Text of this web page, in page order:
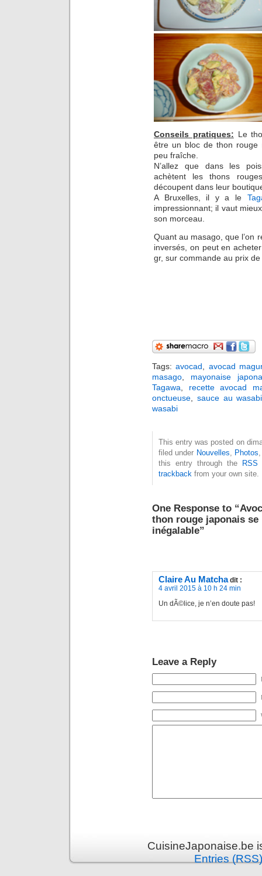
Conseils pratiques: Le
être un bloc de thon rouge
peu fraîche.
N’allez que dans les
achètent les thons
découpent dans leur
A Bruxelles, il y a le
impressionnant; il vaut
son morceau.
Quant au masago, que l’on
inversés, on peut en
gr, sur commande au prix
Tags:avocad
avocad
masago
mayonaise
Tagawa
recette avocad
onctueuse
sauce au wasabi
wasabi
This entry was posted on
filed under Nouvelles Photos
this entry through the
RSS
trackback from your own site.
One Response to
thon rouge japonais
inégalable”
Claire Au Matcha dit :
4 avril 2015 à 10 h 24 min
Un dÃ©lice, je n’en doute pas!
Leave a Reply
CuisineJaponaise.be
Entries (RSS)